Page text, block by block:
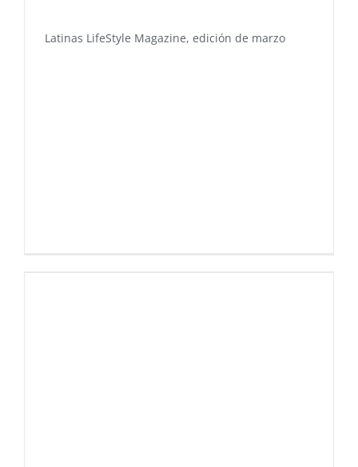
Latinas LifeStyle Magazine, edición de marzo